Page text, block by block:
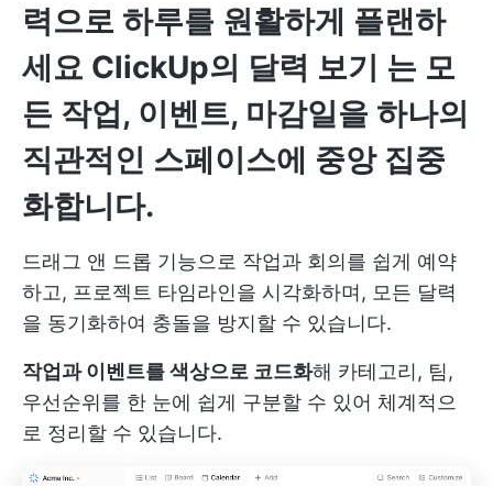
력으로 하루를 원활하게 플랜하
세요 ClickUp의 달력 보기 는 모
든 작업, 이벤트, 마감일을 하나의
직관적인 스페이스에 중앙 집중
화합니다.
드래그 앤 드롭 기능으로 작업과 회의를 쉽게 예약
하고, 프로젝트 타임라인을 시각화하며, 모든 달력
을 동기화하여 충돌을 방지할 수 있습니다.
작업과 이벤트를 색상으로 코드화해 카테고리, 팀,
우선순위를 한 눈에 쉽게 구분할 수 있어 체계적으
로 정리할 수 있습니다.